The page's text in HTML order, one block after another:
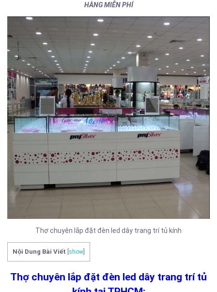
HÀNG MIỄN PHÍ
Thợ chuyên lắp đặt đèn led dây trang trí tủ kính
Nội Dung Bài Viết show
Thợ chuyên lắp đặt đèn led dây trang trí tủ